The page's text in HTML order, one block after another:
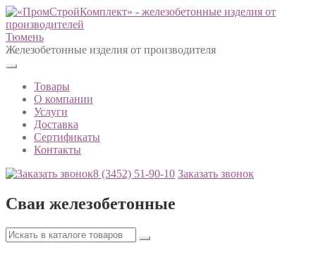
Тюмень
Железобетонные изделия от производителя
Товары
О компании
Услуги
Доставка
Сертификаты
Контакты
8 (3452) 51-90-10 Заказать звонок
Сваи железобетонные